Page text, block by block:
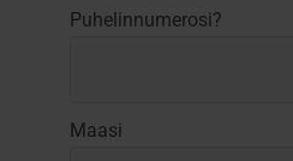
Puhelinnumerosi?
Maasi